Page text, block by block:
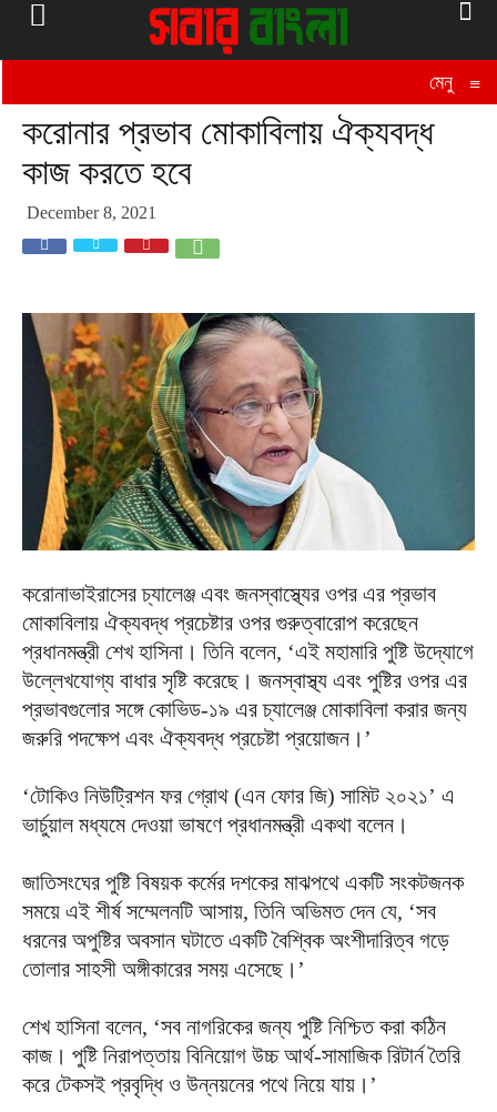
মেনু ≡
করোনার প্রভাব মোকাবিলায় ঐক্যবদ্ধ
কাজ করতে হবে
December 8, 2021
করোনাভাইরাসের চ্যালেঞ্জ এবং জনস্বাস্থ্যের ওপর এর প্রভাব
মোকাবিলায় ঐক্যবদ্ধ প্রচেষ্টার ওপর গুরুত্বারোপ করেছেন
প্রধানমন্ত্রী শেখ হাসিনা। তিনি বলেন, ‘এই মহামারি পুষ্টি উদ্যোগে
উল্লেখযোগ্য বাধার সৃষ্টি করেছে। জনস্বাস্থ্য এবং পুষ্টির ওপর এর
প্রভাবগুলোর সঙ্গে কোভিড-১৯ এর চ্যালেঞ্জ মোকাবিলা করার জন্য
জরুরি পদক্ষেপ এবং ঐক্যবদ্ধ প্রচেষ্টা প্রয়োজন।’
‘টোকিও নিউট্রিশন ফর গ্রোথ (এন ফোর জি) সামিট ২০২১’ এ
ভার্চুয়াল মধ্যমে দেওয়া ভাষণে প্রধানমন্ত্রী একথা বলেন।
জাতিসংঘের পুষ্টি বিষয়ক কর্মের দশকের মাঝপথে একটি সংকটজনক
সময়ে এই শীর্ষ সম্মেলনটি আসায়, তিনি অভিমত দেন যে, ‘সব
ধরনের অপুষ্টির অবসান ঘটাতে একটি বৈশ্বিক অংশীদারিত্ব গড়ে
তোলার সাহসী অঙ্গীকারের সময় এসেছে।’
শেখ হাসিনা বলেন, ‘সব নাগরিকের জন্য পুষ্টি নিশ্চিত করা কঠিন
কাজ। পুষ্টি নিরাপত্তায় বিনিয়োগ উচ্চ আর্থ-সামাজিক রিটার্ন তৈরি
করে টেকসই প্রবৃদ্ধি ও উন্নয়নের পথে নিয়ে যায়।’